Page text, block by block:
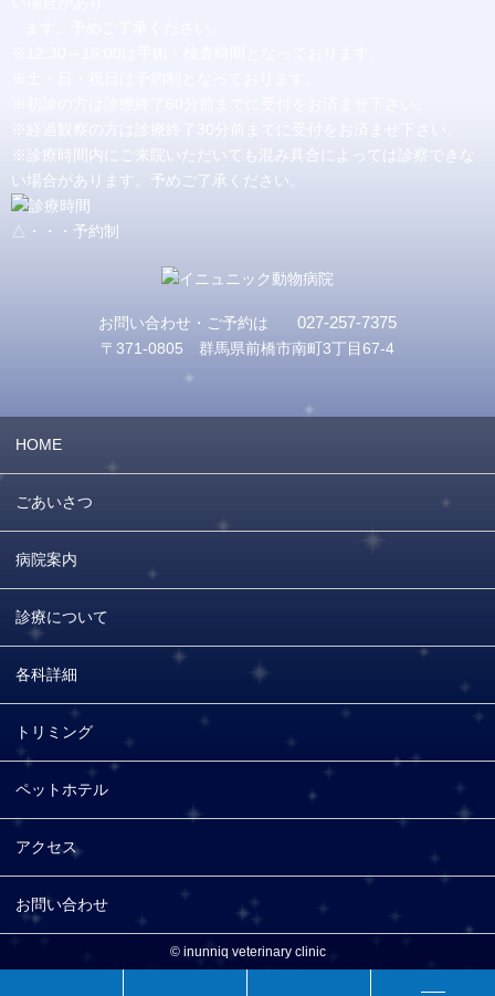
※診療時間内にご来院いただいても混み具合によっては診察できな
い場合があります。予めご了承ください。
△・・・予約制
お問い合わせ・ご予約は 027-257-7375
〒371-0805 群馬県前橋市南町3丁目67-4
HOME
ごあいさつ
病院案内
診療について
各科詳細
トリミング
ペットホテル
アクセス
お問い合わせ
© inunniq veterinary clinic